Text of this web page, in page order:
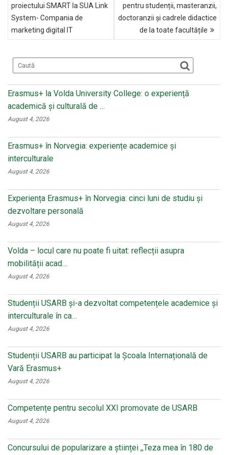
o
o
k
kl
a
ss
ni
ki
ARTICOLE
proiectului SMART la SUA Link
System- Compania de
marketing digital IT
pentru studenții, masteranzii,
doctoranzii și cadrele didactice
de la toate facultățile
Erasmus+ la Volda University College: o experiență
academică și culturală de …
August 4, 2026
Erasmus+ în Norvegia: experiențe academice și
interculturale
August 4, 2026
Experiența Erasmus+ în Norvegia: cinci luni de studiu și
dezvoltare personală
August 4, 2026
Volda – locul care nu poate fi uitat: reflecții asupra
mobilității acad…
August 4, 2026
Studenții USARB și-a dezvoltat competențele academice și
interculturale în ca…
August 4, 2026
Studenții USARB au participat la Școala Internațională de
Vară Erasmus+
August 4, 2026
Competențe pentru secolul XXI promovate de USARB
August 4, 2026
Concursului de popularizare a științei ,,Teza mea în 180 de